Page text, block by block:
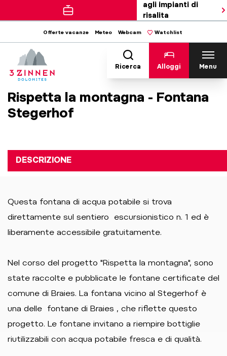
agli impianti di
risalita
Offerte vacanze Meteo Webcam Watchlist
Ricerca Alloggi Menu
Rispetta la montagna - Fontana
Stegerhof
DESCRIZIONE
Questa fontana di acqua potabile si trova
direttamente sul sentiero escursionistico n. 1 ed è
liberamente accessibile gratuitamente.
Nel corso del progetto "Rispetta la montagna", sono
state raccolte e pubblicate le fontane certificate del
comune di Braies. La fontana vicino al Stegerhof è
una delle fontane di Braies , che riflette questo
progetto. Le fontane invitano a riempire bottiglie
riutilizzabili con acqua potabile fresca e di qualità.